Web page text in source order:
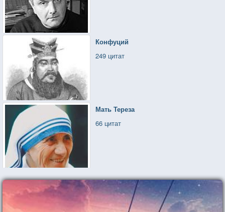
Конфуций
249 цитат
Мать Тереза
66 цитат